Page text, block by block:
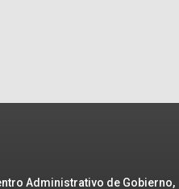
Administrativo de Gobierno,